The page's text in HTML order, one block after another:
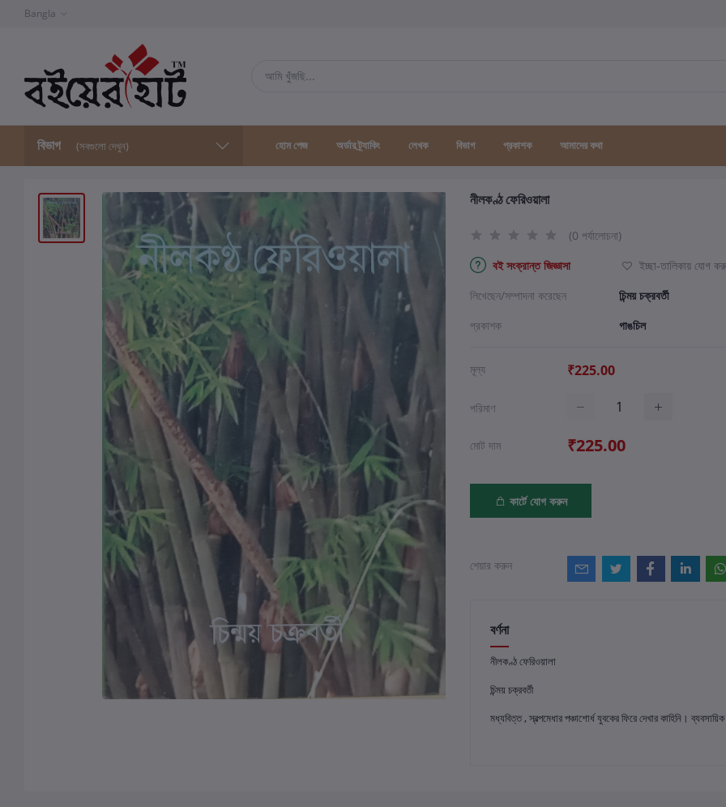
Bangla
বিভাগ (সবগুলো দেখুন) হোম পেজ অর্ডার ট্র্যাকিং লেখক বিভাগ প্রকাশক আমাদের কথা
নীলকণ্ঠ ফেরিওয়ালা
(0 পর্যালোচনা)
বই সংক্রান্ত জিজ্ঞাসা
ইচ্ছা-তালিকায় যোগ
লিখেছেন/সম্পাদনা করেছেন
চিন্ময় চক্রবর্তী
প্রকাশক
গাঙচিল
মূল্য ₹225.00
পরিমাণ
মোট দাম ₹225.00
কার্টে যোগ করুন
শেয়ার করুন
বর্ণনা
নীলকণ্ঠ ফেরিওয়ালা
চিন্ময় চক্রবর্তী
মধ্যবিত্ত , স্বল্পমেধার পঞ্চাশোর্ধ যুবকের ফিরে দেখার কাহিনি।